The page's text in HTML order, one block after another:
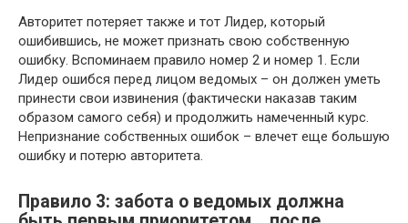
Авторитет потеряет также и тот Лидер, который
ошибившись, не может признать свою собственную
ошибку. Вспоминаем правило номер 2 и номер 1. Если
Лидер ошибся перед лицом ведомых – он должен уметь
принести свои извинения (фактически наказав таким
образом самого себя) и продолжить намеченный курс.
Непризнание собственных ошибок – влечет еще большую
ошибку и потерю авторитета.
Правило 3: забота о ведомых должна